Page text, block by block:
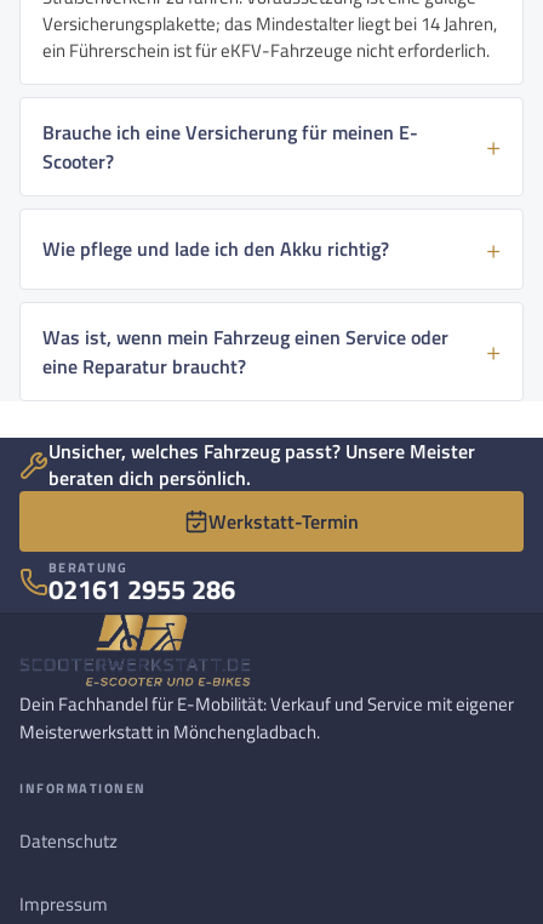
Versicherungsplakette; das Mindestalter liegt bei 14 Jahren,
ein Führerschein ist für eKFV-Fahrzeuge nicht erforderlich.
Brauche ich eine Versicherung für meinen E-
Scooter?
Wie pflege und lade ich den Akku richtig?
Was ist, wenn mein Fahrzeug einen Service oder
eine Reparatur braucht?
Unsicher, welches Fahrzeug passt? Unsere Meister
beraten dich persönlich.
Werkstatt-Termin
BERATUNG
02161 2955 286
Dein Fachhandel für E-Mobilität: Verkauf und Service mit eigener
Meisterwerkstatt in Mönchengladbach.
INFORMATIONEN
Datenschutz
Impressum